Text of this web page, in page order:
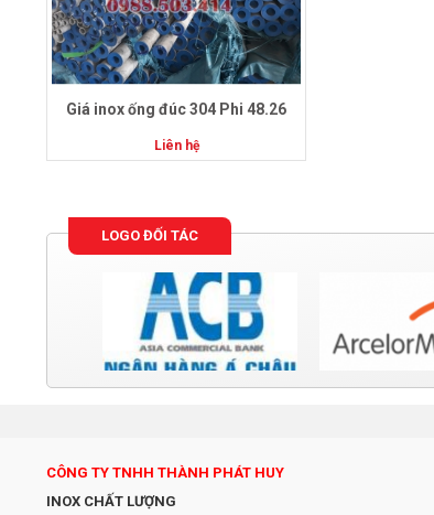
Giá inox ống đúc 304 Phi 48.26
Liên hệ
LOGO ĐỐI TÁC
CÔNG TY TNHH THÀNH PHÁT HUY
INOX CHẤT LƯỢNG